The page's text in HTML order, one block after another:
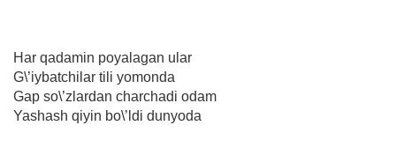
Har qadamin poyalagan ular
G\’iybatchilar tili yomonda
Gap so\’zlardan charchadi odam
Yashash qiyin bo\’ldi dunyoda